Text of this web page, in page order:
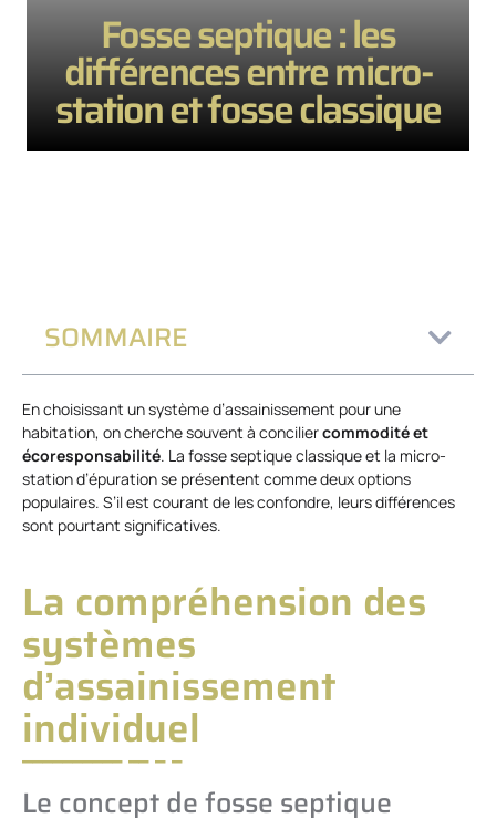
Fosse septique : les
différences entre micro-
station et fosse classique
SOMMAIRE
En choisissant un système d’assainissement pour une
habitation, on cherche souvent à conciliercommodité et
écoresponsabilité. La fosse septique classique et la micro-
station d’épuration se présentent comme deux options
populaires. S’il est courant de les confondre, leurs différences
sont pourtant significatives.
La compréhension des
systèmes
d’assainissement
individuel
Le concept de fosse septique